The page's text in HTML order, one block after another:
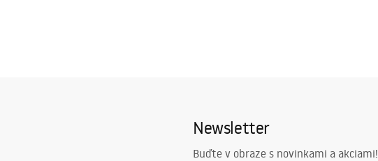
Newsletter
Buďte v obraze s novinkami a akciami!